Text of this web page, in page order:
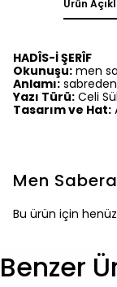
Ürün
HADÎS-İ ŞERÎF
Okunuşu: men
Anlamı:
Yazı Türü: Celi
Tasarım ve Hat:
Men
Bu ürün için
Benzer